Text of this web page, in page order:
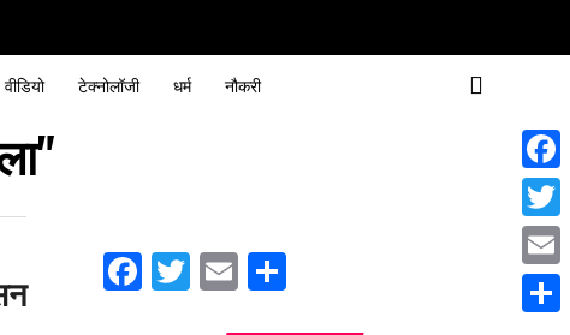
वीडियो टेक्नोलॉजी धर्म नौकरी
Facebook
Twitter
Email Email